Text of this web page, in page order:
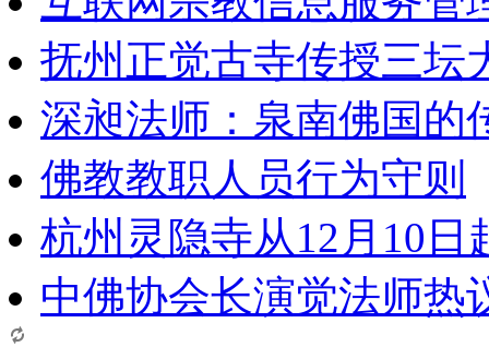
抚州正觉古寺传授三坛
深昶法师：泉南佛国的
佛教教职人员行为守则
杭州灵隐寺从12月10日
中佛协会长演觉法师热